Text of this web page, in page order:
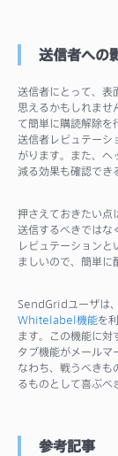
送信者への
送信者にとって、表
思えるかもしれませ
て簡単に購読解除を
送信者レピュテーシ
がります。また、
減る効果も確認でき
押さえておきたい点
送信するべきではな
レピュテーション
ましいので、簡単に
SendGridユーザは、
Whitelabel機能を
ます。この機能に
タブ機能がメールマ
なわち、戦うべきも
るものとして喜ぶべ
参考記事